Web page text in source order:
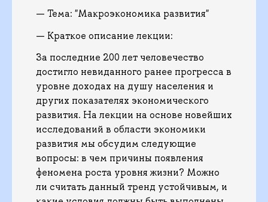
— Тема: "Макроэкономика развития"
— Краткое описание лекции:
За последние 200 лет человечество
достигло невиданного ранее прогресса в
уровне доходах на душу населения и
других показателях экономического
развития. На лекции на основе новейших
исследований в области экономики
развития мы обсудим следующие
вопросы: в чем причины появления
феномена роста уровня жизни? Можно
ли считать данный тренд устойчивым, и